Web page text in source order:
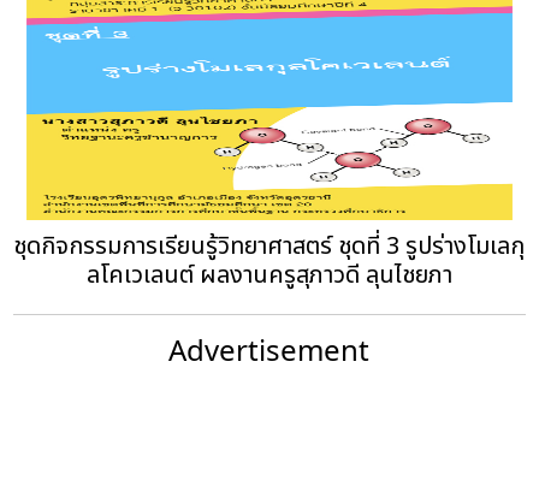
ชุดกิจกรรมการเรียนรู้วิทยาศาสตร์ ชุดที่ 3 รูปร่างโมเลกุ
ลโคเวเลนต์ ผลงานครูสุภาวดี ลุนไชยภา
Advertisement